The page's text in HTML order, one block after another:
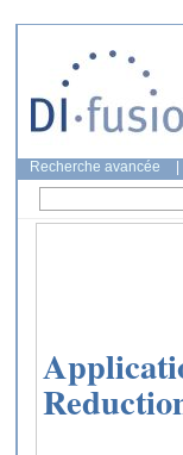
Recherche avancée